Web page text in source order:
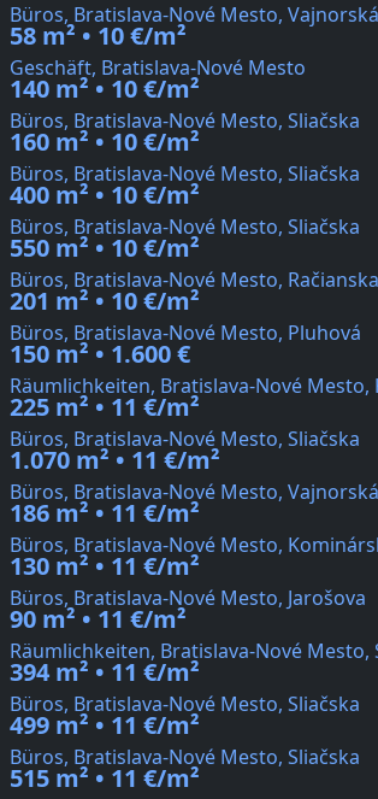
Büros, Bratislava-Nové Mesto, Vajnorská
58 m² • 10 €/m²
Geschäft, Bratislava-Nové Mesto
140 m² • 10 €/m²
Büros, Bratislava-Nové Mesto, Sliačska
160 m² • 10 €/m²
Büros, Bratislava-Nové Mesto, Sliačska
400 m² • 10 €/m²
Büros, Bratislava-Nové Mesto, Sliačska
550 m² • 10 €/m²
Büros, Bratislava-Nové Mesto, Račianska
201 m² • 10 €/m²
Büros, Bratislava-Nové Mesto, Pluhová
150 m² • 1.600 €
Räumlichkeiten, Bratislava-Nové Mesto,
225 m² • 11 €/m²
Büros, Bratislava-Nové Mesto, Sliačska
1.070 m² • 11 €/m²
Büros, Bratislava-Nové Mesto, Vajnorská
186 m² • 11 €/m²
Büros, Bratislava-Nové Mesto,
130 m² • 11 €/m²
Büros, Bratislava-Nové Mesto, Jarošova
90 m² • 11 €/m²
Räumlichkeiten, Bratislava-Nové Mesto,
394 m² • 11 €/m²
Büros, Bratislava-Nové Mesto, Sliačska
499 m² • 11 €/m²
Büros, Bratislava-Nové Mesto, Sliačska
515 m² • 11 €/m²